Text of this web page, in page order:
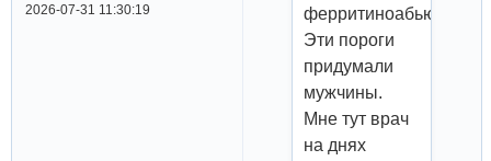
2026-07-31 11:30:19
ферритиноабьюзеры.
Эти пороги
придумали
мужчины.
Мне тут врач
на днях